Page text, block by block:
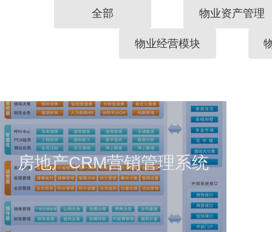
全部 物业资产管理
物业经营模块
房地产CRM营销管理系统
查看详情